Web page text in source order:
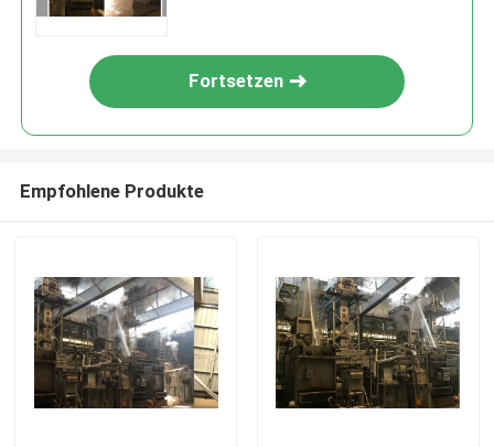
Fortsetzen
Empfohlene Produkte